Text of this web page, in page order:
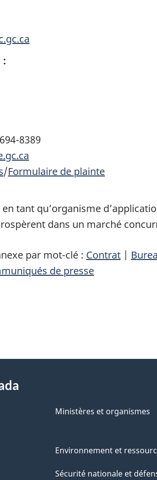
:
8389
/Formulaire de plainte
tant qu’organisme
dans un marché
par mot-clé : Contrat |
de presse
Ministères et organismes
Environnement et
Sécurité nationale et